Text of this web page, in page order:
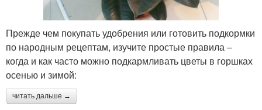
Прежде чем покупать удобрения или готовить подкормки
по народным рецептам, изучите простые правила –
когда и как часто можно подкармливать цветы в горшках
осенью и зимой:
читать дальше →